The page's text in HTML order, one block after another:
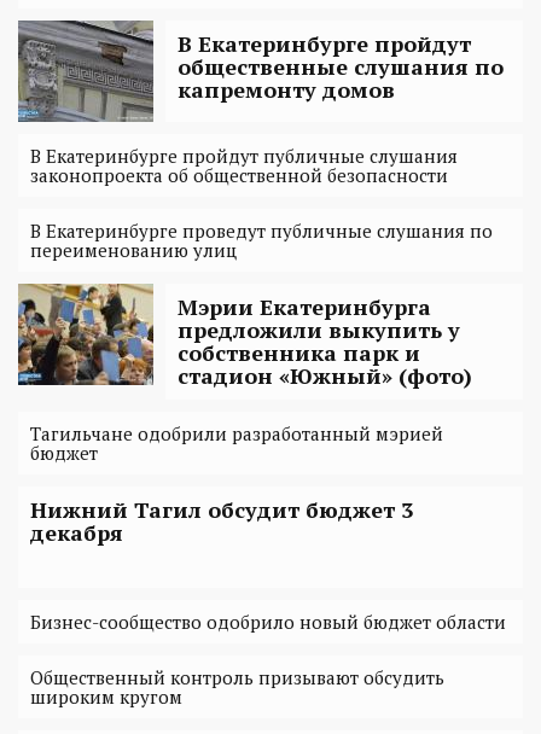
В Екатеринбурге пройдут
общественные слушания по
капремонту домов
В Екатеринбурге пройдут публичные слушания
законопроекта об общественной безопасности
В Екатеринбурге проведут публичные слушания по
переименованию улиц
Мэрии Екатеринбурга
предложили выкупить у
собственника парк и
стадион «Южный» (фото)
Тагильчане одобрили разработанный мэрией
бюджет
Нижний Тагил обсудит бюджет 3
декабря
Бизнес-сообщество одобрило новый бюджет области
Общественный контроль призывают обсудить
широким кругом